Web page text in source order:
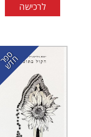
לרכישה
ס
פ
ר
ח
ד
ש